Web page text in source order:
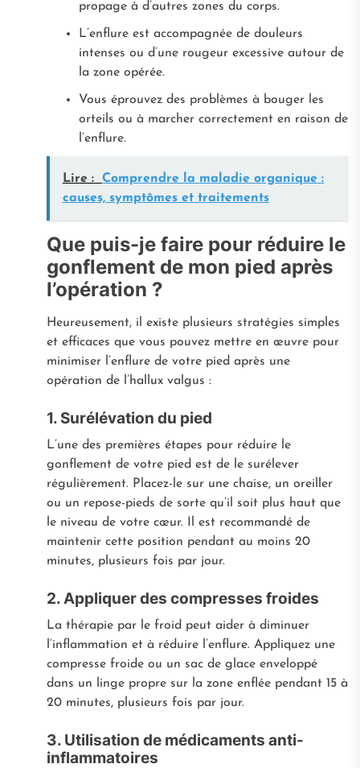
propage à d’autres zones du corps.
L’enflure est accompagnée de douleurs
intenses ou d’une rougeur excessive autour de
la zone opérée.
Vous éprouvez des problèmes à bouger les
orteils ou à marcher correctement en raison de
l’enflure.
Lire :
Comprendre la maladie organique :
causes, symptômes et traitements
Que puis-je faire pour réduire le
gonflement de mon pied après
l’opération ?
Heureusement, il existe plusieurs stratégies simples
et efficaces que vous pouvez mettre en œuvre pour
minimiser l’enflure de votre pied après une
opération de l’hallux valgus :
1. Surélévation du pied
L’une des premières étapes pour réduire le
gonflement de votre pied est de le surélever
régulièrement. Placez-le sur une chaise, un oreiller
ou un repose-pieds de sorte qu’il soit plus haut que
le niveau de votre cœur. Il est recommandé de
maintenir cette position pendant au moins 20
minutes, plusieurs fois par jour.
2. Appliquer des compresses froides
La thérapie par le froid peut aider à diminuer
l’inflammation et à réduire l’enflure. Appliquez une
compresse froide ou un sac de glace enveloppé
dans un linge propre sur la zone enflée pendant 15 à
20 minutes, plusieurs fois par jour.
3. Utilisation de médicaments anti-
inflammatoires